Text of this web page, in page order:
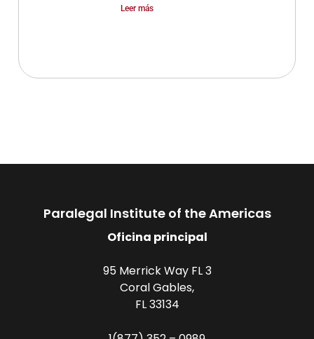
Leer más
Paralegal Institute of the Americas
Oficina principal
95 Merrick Way FL 3
Coral Gables,
FL 33134